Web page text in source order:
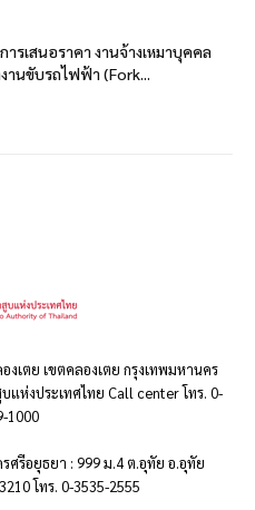
รเสนอราคา งานจ้างเหมาบุคคล
นขับรถไฟฟ้า (Fork...
เตย เขตคลองเตย กรุงเทพมหานคร
ห่งประเทศไทย Call center โทร. 0-
1000
ศรีอยุธยา : 999 ม.4 ต.อุทัย อ.อุทัย
โทร. 0-3535-2555